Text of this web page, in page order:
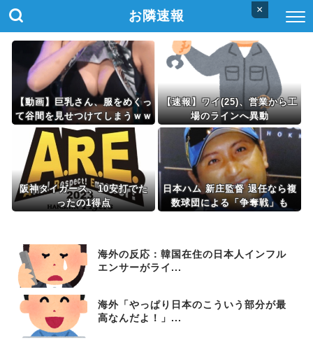
×
お隣速報
【動画】巨乳さん、服をめくっ
て谷間を見せつけてしまうｗｗ
ｗwｗｗｗｗｗｗｗｗ
【速報】ワイ(25)、営業から工
場のラインへ異動
阪神タイガース、10安打でた
ったの1得点
日本ハム 新庄監督 退任なら複
数球団による「争奪戦」も
海外の反応：韓国在住の日本人インフル
エンサーがライ...
海外「やっぱり日本のこういう部分が最
高なんだよ！」...